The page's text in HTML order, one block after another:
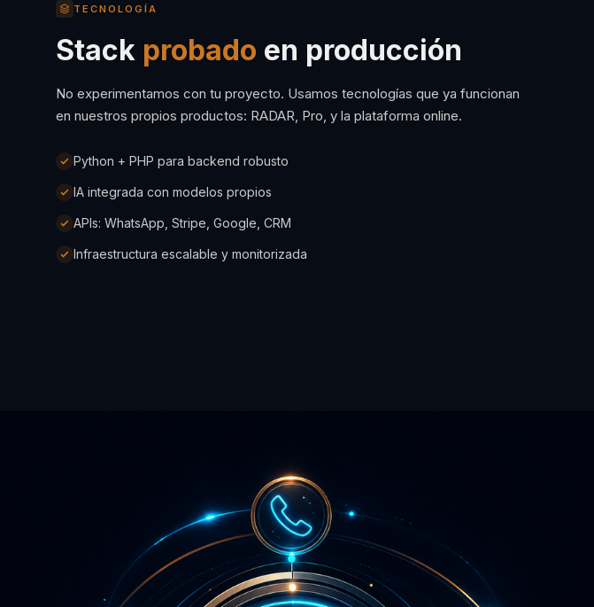
TECNOLOGÍA
Stack probado en producción
No experimentamos con tu proyecto. Usamos tecnologías que ya funcionan
en nuestros propios productos: RADAR, Pro, y la plataforma online.
Python + PHP para backend robusto
IA integrada con modelos propios
APIs: WhatsApp, Stripe, Google, CRM
Infraestructura escalable y monitorizada